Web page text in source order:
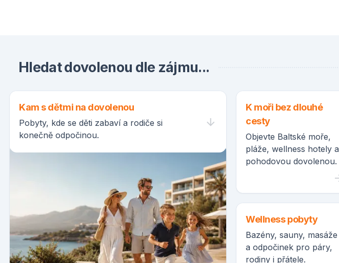
Hledat dovolenou dle zájmu...
Kam s dětmi na dovolenou
Pobyty, kde se děti zabaví a rodiče si
konečně odpočinou.
K moři bez dlouhé
cesty
Objevte Baltské moře,
pláže, wellness hotely a
pohodovou dovolenou.
Wellness pobyty
Bazény, sauny, masáže
a odpočinek pro páry,
rodiny i přátele.